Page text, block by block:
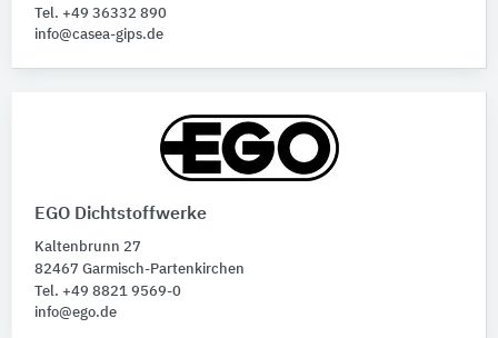
Tel. +49 36332 890
info@casea-gips.de
EGO Dichtstoffwerke
Kaltenbrunn 27
82467 Garmisch-Partenkirchen
Tel. +49 8821 9569-0
info@ego.de